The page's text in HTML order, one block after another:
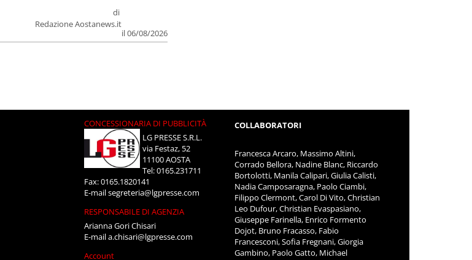
di
Redazione Aostanews.it
il 06/08/2026
CONCESSIONARIA DI PUBBLICITÀ
LG PRESSE S.R.L.
via Festaz, 52
11100 AOSTA
Tel: 0165.231711
Fax: 0165.1820141
E-mailsegreteria@lgpresse.com
RESPONSABILE DI AGENZIA
Arianna Gori Chisari
E-maila.chisari@lgpresse.com
Account
COLLABORATORI
Francesca Arcaro, Massimo Altini,
Corrado Bellora, Nadine Blanc, Riccardo
Bortolotti, Manila Calipari, Giulia Calisti,
Nadia Camposaragna, Paolo Ciambi,
Filippo Clermont, Carol Di Vito, Christian
Leo Dufour, Christian Evaspasiano,
Giuseppe Farinella, Enrico Formento
Dojot, Bruno Fracasso, Fabio
Francesconi, Sofia Fregnani, Giorgia
Gambino, Paolo Gatto, Michael